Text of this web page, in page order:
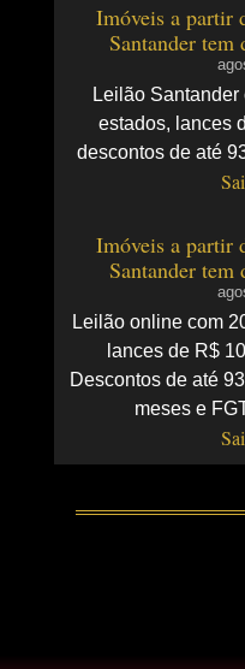
Imóveis a partir
Santander tem
Leilão
estados, lances
descontos de até
Imóveis a partir
Santander tem
Leilão online com
lances de R$
Descontos de até
meses e